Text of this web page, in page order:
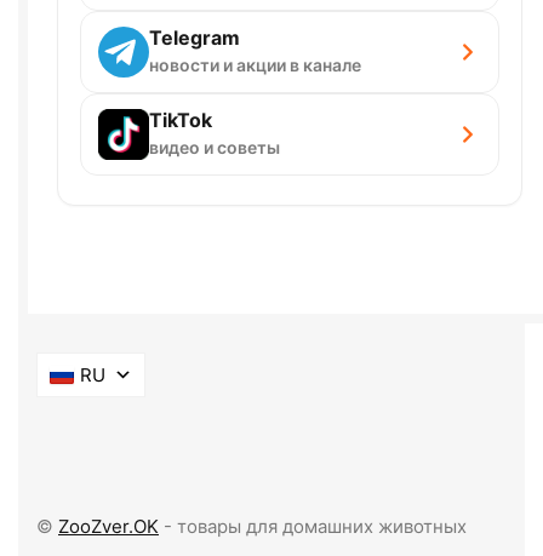
Telegram
новости и акции в канале
TikTok
видео и советы
RU
© ZooZver.OK - товары для домашних животных